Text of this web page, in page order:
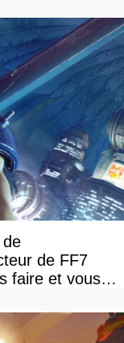
de FF7
faire et vous